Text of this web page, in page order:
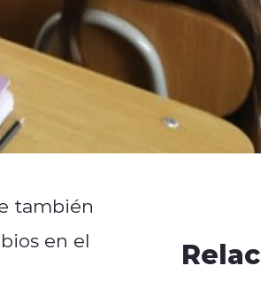
también
en el